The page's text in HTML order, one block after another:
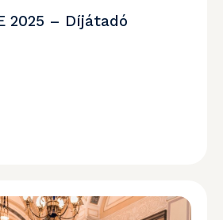
2025 – Díjátadó